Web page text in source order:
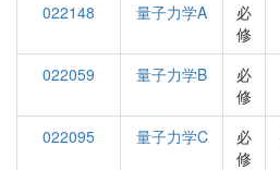
022148
量子力学A
必
修
022059 量子力学B
必
修
022095 量子力学C
必
修